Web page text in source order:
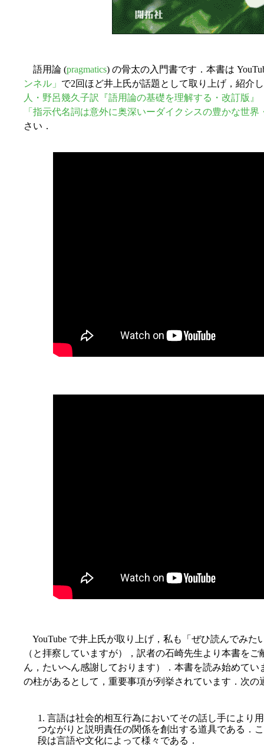
語用論 (pragmatics) の骨太の入門書です．本書は
ンネル」 で2回ほど井上氏が話題として取り上げ，紹介
人・野呂幾久子訳『語用論の基礎を理解する・改訂版』
「指示代名詞は意外に奥深いーダイクシスの豊かな世界
さい．
YouTube で井上氏が取り上げ，私も「ぜひ読んでみた
（と拝察していますが），訳者の石崎先生より本書を
ん，たいへん感謝しております）．本書を読み始めて
の柱があるとして，重要事項が列挙されています．次の
1. 言語は社会的相互行為においてその話し手により
つながりと説明責任の関係を創出する道具である．
段は言語や文化によって様々である．